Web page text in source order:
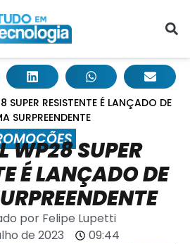
SUPER RESISTENTE É LANÇADO DE
SURPREENDENTE
WP28 SUPER
É LANÇADO DE
porFelipe Lupetti
de 2023
09:44